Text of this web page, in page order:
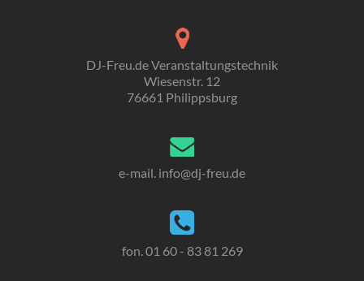
DJ-Freu.de Veranstaltungstechnik
Wiesenstr. 12
76661 Philippsburg
e-mail. info@dj-freu.de
fon. 01 60 - 83 81 269